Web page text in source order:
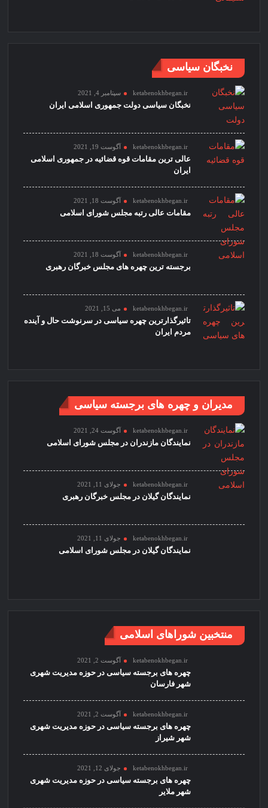
نخبگان سیاسی
ketabenokhbegan.ir سپتامبر 4, 2021
نخبگان سیاسی دولت جمهوری اسلامی ایران
ketabenokhbegan.ir آگوست 19, 2021
عالی ترین مقامات قوه قضائیه در جمهوری اسلامی
ایران
ketabenokhbegan.ir آگوست 18, 2021
مقامات عالی رتبه مجلس شورای اسلامی
ketabenokhbegan.ir آگوست 18, 2021
برجسته ترین چهره های مجلس خبرگان رهبری
ketabenokhbegan.ir می 15, 2021
تاثیرگذارترین چهره سیاسی در سرنوشت حال و آینده
مردم ایران
مدیران و چهره های برجسته سیاسی
ketabenokhbegan.ir آگوست 24, 2021
نمایندگان مازندران در مجلس شورای اسلامی
ketabenokhbegan.ir جولای 11, 2021
نمایندگان گیلان در مجلس خبرگان رهبری
ketabenokhbegan.ir جولای 11, 2021
نمایندگان گیلان در مجلس شورای اسلامی
منتخبین شوراهای اسلامی
ketabenokhbegan.ir آگوست 2, 2021
چهره های برجسته سیاسی در حوزه مدیریت شهری
شهر فارسان
ketabenokhbegan.ir آگوست 2, 2021
چهره های برجسته سیاسی در حوزه مدیریت شهری
شهر شیراز
ketabenokhbegan.ir جولای 12, 2021
چهره های برجسته سیاسی در حوزه مدیریت شهری
شهر ملایر